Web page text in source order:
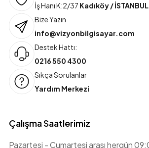
İş Hanı K:2/37 Kadıköy / İSTANBUL
Bize Yazın
info@vizyonbilgisayar.com
Destek Hattı:
0216 550 4300
Sıkça Sorulanlar
Yardım Merkezi
Çalışma Saatlerimiz
Pazartesi - Cumartesi arası hergün